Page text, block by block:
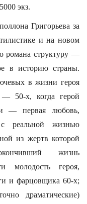
экз.
Григорьева за
и на новом
романа структуру —
в историю страны.
в жизни героя
— 50-х, когда герой
— первая любовь,
с реальной жизнью
из жертв которой
жизнь
молодость героя,
и фарцовщика 60-х;
драматические)